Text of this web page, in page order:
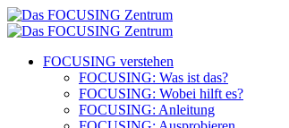
FOCUSING verstehen
FOCUSING: Was ist das?
FOCUSING: Wobei hilft es?
FOCUSING: Anleitung